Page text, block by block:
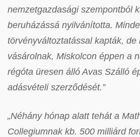
nemzetgazdasági szempontból
beruházássá nyilvánította.
törvényváltoztatással kapták, de
vásárolnak, Miskolcon éppen a
régóta üresen álló Avas Szálló
adásvételi szerződését.”
„Néhány hónap alatt tehát a
Collegiumnak kb. 500 milliárd